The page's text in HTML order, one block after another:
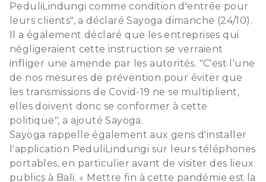
PeduliLindungi comme condition d'entrée pour
leurs clients", a déclaré Sayoga dimanche (24/10).
Il a également déclaré que les entreprises qui
négligeraient cette instruction se verraient
infliger une amende par les autorités. "C'est l'une
de nos mesures de prévention pour éviter que
les transmissions de Covid-19 ne se multiplient,
elles doivent donc se conformer à cette
politique", a ajouté Sayoga.
Sayoga rappelle également aux gens d'installer
l'application PeduliLindungi sur leurs téléphones
portables, en particulier avant de visiter des lieux
publics à Bali. « Mettre fin à cette pandémie est la